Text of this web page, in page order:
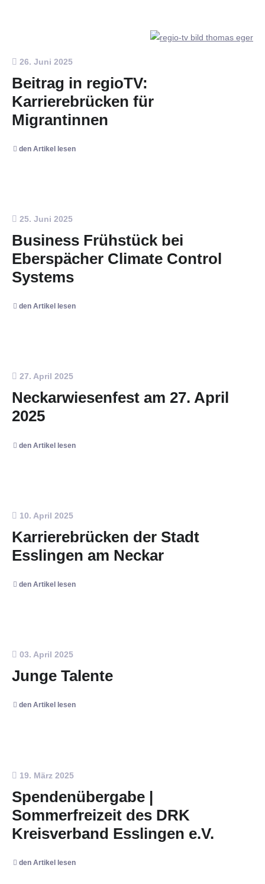
26. Juni 2025
Beitrag in regioTV:
Karrierebrücken für
Migrantinnen
den Artikel lesen
25. Juni 2025
Business Frühstück bei
Eberspächer Climate Control
Systems
den Artikel lesen
27. April 2025
Neckarwiesenfest am 27. April
2025
den Artikel lesen
10. April 2025
Karrierebrücken der Stadt
Esslingen am Neckar
den Artikel lesen
03. April 2025
Junge Talente
den Artikel lesen
19. März 2025
Spendenübergabe |
Sommerfreizeit des DRK
Kreisverband Esslingen e.V.
den Artikel lesen